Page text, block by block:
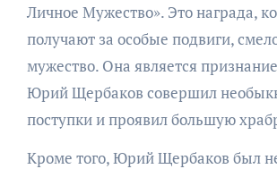
Личное Мужество». Это награда,
получают за особые подвиги,
мужество. Она является
Юрий Щербаков совершил
поступки и проявил большую
Кроме того, Юрий Щербаков был